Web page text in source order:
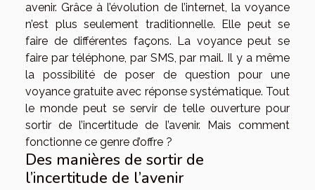
avenir. Grâce à l’évolution de l’internet, la voyance
n’est plus seulement traditionnelle. Elle peut se
faire de différentes façons. La voyance peut se
faire par téléphone, par SMS, par mail. Il y a même
la possibilité de poser de question pour une
voyance gratuite avec réponse systématique. Tout
le monde peut se servir de telle ouverture pour
sortir de l’incertitude de l’avenir. Mais comment
fonctionne ce genre d’offre ?
Des manières de sortir de
l’incertitude de l’avenir